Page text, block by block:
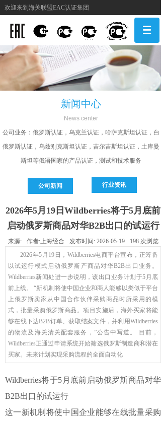
欢迎来到海关联盟EAC认证集团
新闻中心
News center
公司 业务：俄罗斯认证，乌克兰认证，哈萨克斯坦认证，白
俄罗斯认证，乌兹别克斯坦认证，吉尔吉斯坦认证，土库曼
斯坦等俄语国家的产品认证，测试和技术服务
行业资讯
公司新闻
2026年5月19日Wildberries将于5月底前
启动俄罗斯商品对华B2B出口的试运行
来源: 作者:上海经合 发布时间: 2026-05-19 198 次浏览
2026年5月19日，Wildberries电商平台宣布，正筹备
以试运行模式启动俄罗斯产商品对华B2B出口业务。
Wildberries新闻处进一步说明，该出口业务计划于5月底
前上线。 “新机制将使中国企业和商人能够以类似于平台
上俄罗斯卖家从中国合作伙伴采购商品时所采用的模
式，批量采购俄罗斯商品。项目实施后，海外买家将能
够在线下达B2B订单、获取结案文件，并利用Wildberries
的物流及海关清关配套服务，”公告中写道。 目前，
Wildberries正通过申请系统开始筛选俄罗斯制造商和潜在
买家。未来计划实现采购流程的全面自动化
Wildberries将于5月底前启动俄罗斯商品对华
B2B出口的试运行
这一新机制将使中国企业能够在线批量采购